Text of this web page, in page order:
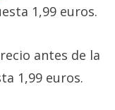
1,99 euros.
antes de la
1,99 euros.